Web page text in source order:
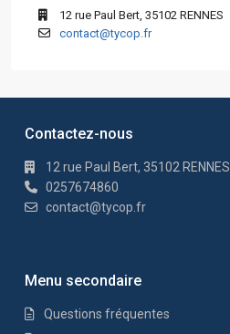
12 rue Paul Bert, 35102 RENNES
contact@tycop.fr
Contactez-nous
12 rue Paul Bert, 35102 RENNES
0257674860
contact@tycop.fr
Menu secondaire
Questions fréquentes